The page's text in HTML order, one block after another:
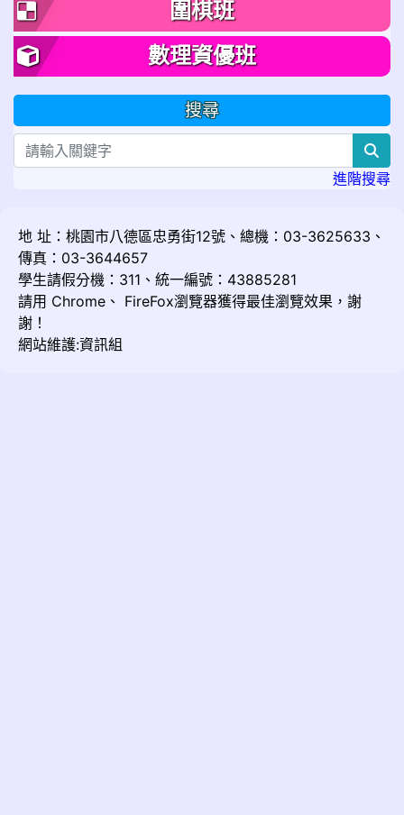
圍棋班
數理資優班
搜尋
進階搜尋
地 址：桃園市八德區忠勇街12號、總機：03-3625633、
傳真：03-3644657
學生請假分機：311、統一編號：43885281
請用 Chrome 、 FireFox瀏覽器獲得最佳瀏覽效果，謝
謝！
網站維護:資訊組